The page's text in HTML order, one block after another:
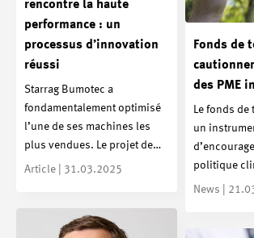
rencontre la haute
performance : un
processus d’innovation
réussi
Starrag Bumotec a
fondamentalement optimisé
l’une de ses machines les
plus vendues. Le projet de…
Article | 31.03.2025
Fonds de
des PME
Le fonds
un
politique
News |